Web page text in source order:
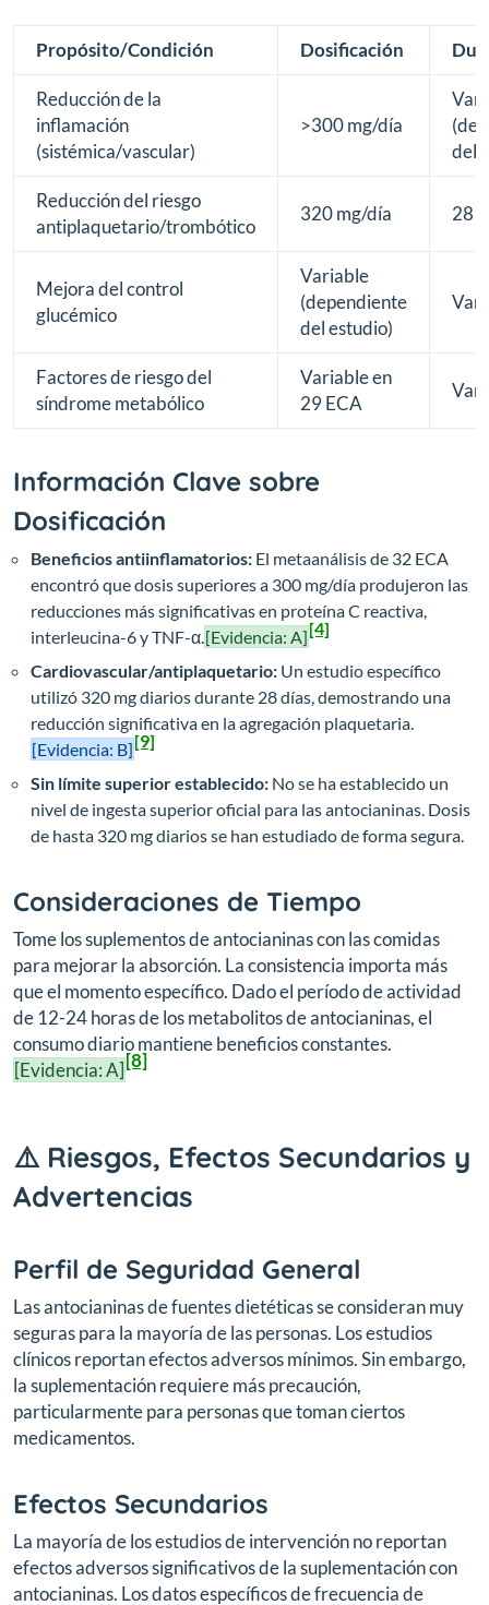
Propósito/Condición Dosificación
Reducción de la
inflamación
(sistémica/vascular)
>300 mg/día
del
Reducción del riesgo
antiplaquetario/trombótico
320 mg/día 28
Mejora del control
glucémico
Variable
(dependiente
del estudio)
Factores de riesgo del
síndrome metabólico
Variable en
29 ECA
Información Clave sobre
Dosificación
Beneficios antiinflamatorios: El metaanálisis de 32 ECA
encontró que dosis superiores a 300 mg/día produjeron las
reducciones más significativas en proteína C reactiva,
interleucina-6 y TNF-α. [Evidencia: A][4]
Cardiovascular/antiplaquetario: Un estudio específico
utilizó 320 mg diarios durante 28 días, demostrando una
reducción significativa en la agregación plaquetaria.
[Evidencia: B][9]
Sin límite superior establecido: No se ha establecido un
nivel de ingesta superior oficial para las antocianinas. Dosis
de hasta 320 mg diarios se han estudiado de forma segura.
Consideraciones de Tiempo
Tome los suplementos de antocianinas con las comidas
para mejorar la absorción. La consistencia importa más
que el momento específico. Dado el período de actividad
de 12-24 horas de los metabolitos de antocianinas, el
consumo diario mantiene beneficios constantes.
[Evidencia: A][8]
⚠️ Riesgos, Efectos Secundarios y
Advertencias
Perfil de Seguridad General
Las antocianinas de fuentes dietéticas se consideran muy
seguras para la mayoría de las personas. Los estudios
clínicos reportan efectos adversos mínimos. Sin embargo,
la suplementación requiere más precaución,
particularmente para personas que toman ciertos
medicamentos.
Efectos Secundarios
La mayoría de los estudios de intervención no reportan
efectos adversos significativos de la suplementación con
antocianinas. Los datos específicos de frecuencia de